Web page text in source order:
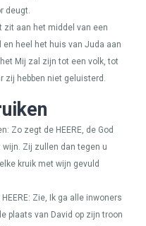
deugt.
zit aan het middel van een
en heel het huis van Juda aan
Mij zal zijn tot een volk, tot
zij hebben niet geluisterd.
Zo zegt de HEERE, de God
Zij zullen dan tegen u
kruik met wijn gevuld
HEERE: Zie, Ik ga alle inwoners
plaats van David op zijn troon